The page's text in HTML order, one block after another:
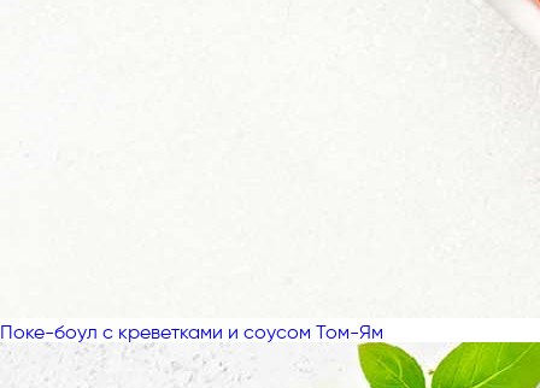
Поке-боул с креветками и соусом Том-Ям